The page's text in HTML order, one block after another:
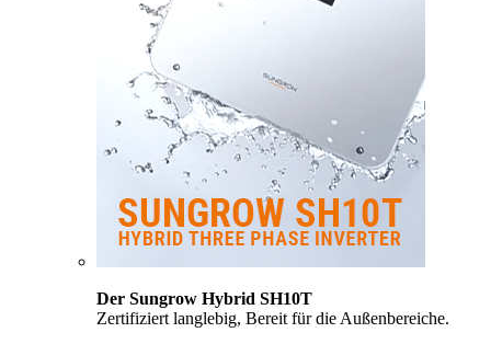
Der Sungrow Hybrid SH10T
Zertifiziert langlebig, Bereit für die Außenbereiche.